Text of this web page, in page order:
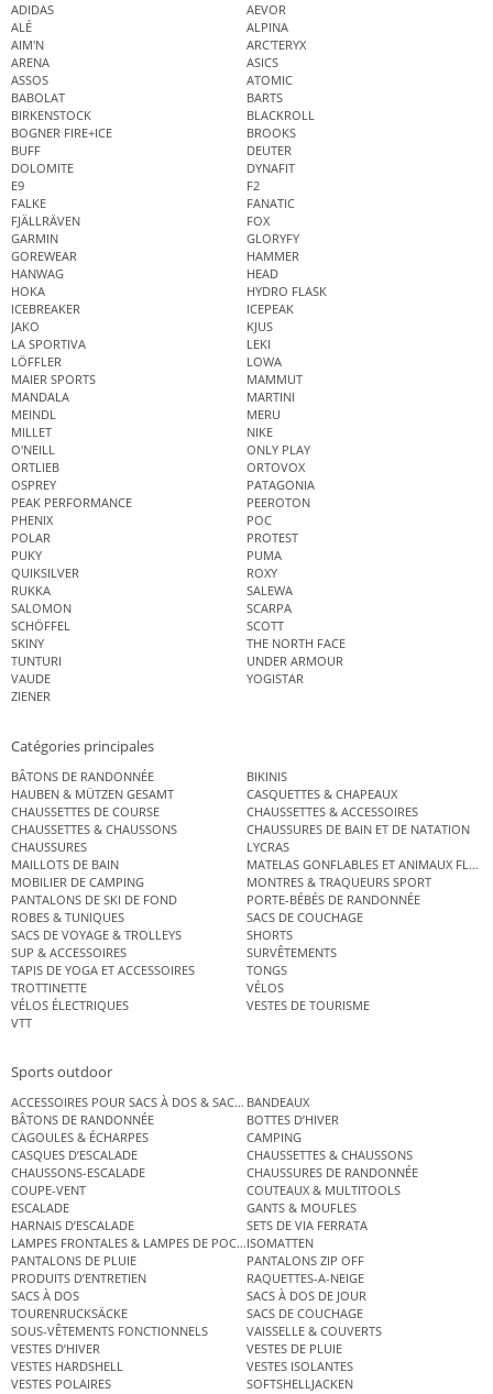
ADIDAS
AEVOR
ALÉ
ALPINA
AIM'N
ARC'TERYX
ARENA
ASICS
ASSOS
ATOMIC
BABOLAT
BARTS
BIRKENSTOCK
BLACKROLL
BOGNER FIRE+ICE
BROOKS
BUFF
DEUTER
DOLOMITE
DYNAFIT
E9
F2
FALKE
FANATIC
FJÄLLRÄVEN
FOX
GARMIN
GLORYFY
GOREWEAR
HAMMER
HANWAG
HEAD
HOKA
HYDRO FLASK
ICEBREAKER
ICEPEAK
JAKO
KJUS
LA SPORTIVA
LEKI
LÖFFLER
LOWA
MAIER SPORTS
MAMMUT
MANDALA
MARTINI
MEINDL
MERU
MILLET
NIKE
O'NEILL
ONLY PLAY
ORTLIEB
ORTOVOX
OSPREY
PATAGONIA
PEAK PERFORMANCE
PEEROTON
PHENIX
POC
POLAR
PROTEST
PUKY
PUMA
QUIKSILVER
ROXY
RUKKA
SALEWA
SALOMON
SCARPA
SCHÖFFEL
SCOTT
SKINY
THE NORTH FACE
TUNTURI
UNDER ARMOUR
VAUDE
YOGISTAR
ZIENER
Catégories principales
BÂTONS DE RANDONNÉE
BIKINIS
HAUBEN & MÜTZEN GESAMT
CASQUETTES & CHAPEAUX
CHAUSSETTES DE COURSE
CHAUSSETTES & ACCESSOIRES
CHAUSSETTES & CHAUSSONS
CHAUSSURES DE BAIN ET DE NATATION
CHAUSSURES
LYCRAS
MAILLOTS DE BAIN
MATELAS GONFLABLES ET ANIMAUX
MOBILIER DE CAMPING
MONTRES & TRAQUEURS SPORT
PANTALONS DE SKI DE FOND
PORTE-BÉBÉS DE RANDONNÉE
ROBES & TUNIQUES
SACS DE COUCHAGE
SACS DE VOYAGE & TROLLEYS
SHORTS
SUP & ACCESSOIRES
SURVÊTEMENTS
TAPIS DE YOGA ET ACCESSOIRES
TONGS
TROTTINETTE
VÉLOS
VÉLOS ÉLECTRIQUES
VESTES DE TOURISME
VTT
Sports outdoor
ACCESSOIRES POUR SACS À DOS & SACS ÉTANCHES
BANDEAUX
BÂTONS DE RANDONNÉE
BOTTES D’HIVER
CAGOULES & ÉCHARPES
CAMPING
CASQUES D’ESCALADE
CHAUSSETTES & CHAUSSONS
CHAUSSONS-ESCALADE
CHAUSSURES DE RANDONNÉE
COUPE-VENT
COUTEAUX & MULTITOOLS
ESCALADE
GANTS & MOUFLES
HARNAIS D’ESCALADE
SETS DE VIA FERRATA
LAMPES FRONTALES & LAMPES DE POCHEISOMATTEN
PANTALONS DE PLUIE
PANTALONS ZIP OFF
PRODUITS D’ENTRETIEN
RAQUETTES-A-NEIGE
SACS À DOS
SACS À DOS DE JOUR
TOURENRUCKSÄCKE
SACS DE COUCHAGE
SOUS-VÊTEMENTS FONCTIONNELS
VAISSELLE & COUVERTS
VESTES D’HIVER
VESTES DE PLUIE
VESTES HARDSHELL
VESTES ISOLANTES
VESTES POLAIRES
SOFTSHELLJACKEN